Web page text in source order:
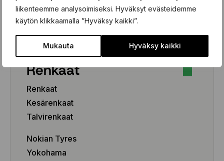
liikenteemme analysoimiseksi. Hyväksyt evästeidemme
käytön klikkaamalla ”Hyväksy kaikki”.
Mukauta Hyväksy kaikki
Henkilöauto
Pakettiauto/SUV/EV
Renkaat
Renkaat
Kesärenkaat
Talvirenkaat
Nokian Tyres
Yokohama